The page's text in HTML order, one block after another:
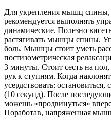
Для укрепления мышц спины,
рекомендуется выполнять
динамические. Полезно
растягивать мышцы спины.
боль. Мышцы стоит уметь
постизометрическая
3 минуты. Стоит сесть на
рук к ступням. Когда
усердствовать: остановиться,
(10 секунд). После
можешь «продвинуться»
Поработав, напряженная